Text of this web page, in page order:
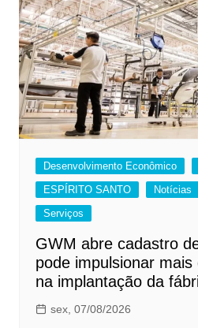
Desenvolvimento Econômico
ESPÍRITO SANTO
Notícias
Serviços
GWM abre cadastro
pode impulsionar
na implantação da
sex, 07/08/2026